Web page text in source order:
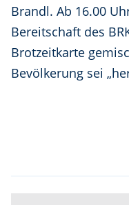
Brandl. Ab 16.00
Bereitschaft des
Brotzeitkarte
Bevölkerung sei